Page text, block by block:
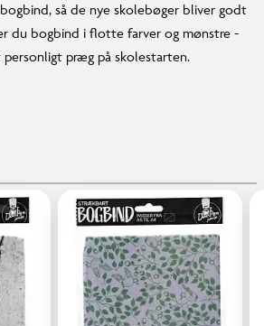
så de nye skolebøger bliver godt
du bogbind i flotte farver og mønstre -
præg på skolestarten.